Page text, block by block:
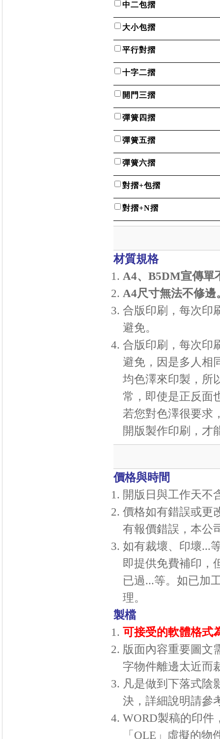
中二包摺
大小包摺
平行對摺
十字二摺
開門三摺
彈簧四摺
彈簧五摺
彈簧六摺
對摺+包摺
對摺+N摺
材質規格
A4、B5DM宣傳單
A4尺寸無法不修邊
合版印刷，每次印
避免。
合版印刷，每次印
避免，因是多人相
均色澤來印製，所
常，即使是正反面
若您對色澤很要求
開版製作印刷，才
價格與時間
開版日與工作天不
價格如有錯誤或更
有報價錯誤，本公
如有裁壞、印壞...
即提供免費補印，
已過...等。如已加
理。
製檔
可接受的軟體格式
版面內容重要圖文
字物件離邊太近而
凡是做到下落式陰
決，詳細說明請參
WORD製稿的印件
「 OLE 」虛擬的物